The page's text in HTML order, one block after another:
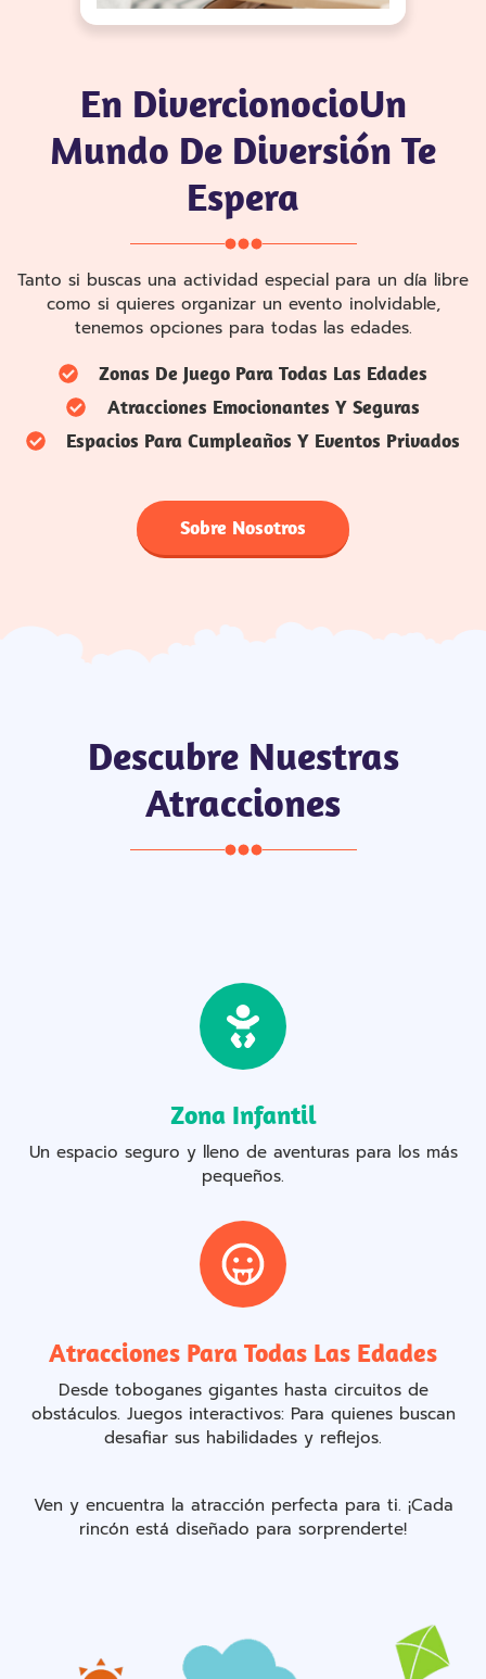
En DivercionocioUn
Mundo De Diversión Te
Espera
Tanto si buscas una actividad especial para un día libre
como si quieres organizar un evento inolvidable,
tenemos opciones para todas las edades.
Zonas De Juego Para Todas Las Edades
Atracciones Emocionantes Y Seguras
Espacios Para Cumpleaños Y Eventos Privados
Sobre Nosotros
Descubre Nuestras
Atracciones
Zona Infantil
Un espacio seguro y lleno de aventuras para los más
pequeños.
Atracciones Para Todas Las Edades
Desde toboganes gigantes hasta circuitos de
obstáculos. Juegos interactivos: Para quienes buscan
desafiar sus habilidades y reflejos.
Ven y encuentra la atracción perfecta para ti. ¡Cada
rincón está diseñado para sorprenderte!